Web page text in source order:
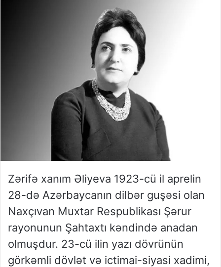
Zərifə xanım Əliyeva 1923-cü il aprelin
28-də Azərbaycanın dilbər guşəsi olan
Naxçıvan Muxtar Respublikası Şərur
rayonunun Şahtaxtı kəndində anadan
olmuşdur. 23-cü ilin yazı dövrünün
görkəmli dövlət və ictimai-siyasi xadimi,